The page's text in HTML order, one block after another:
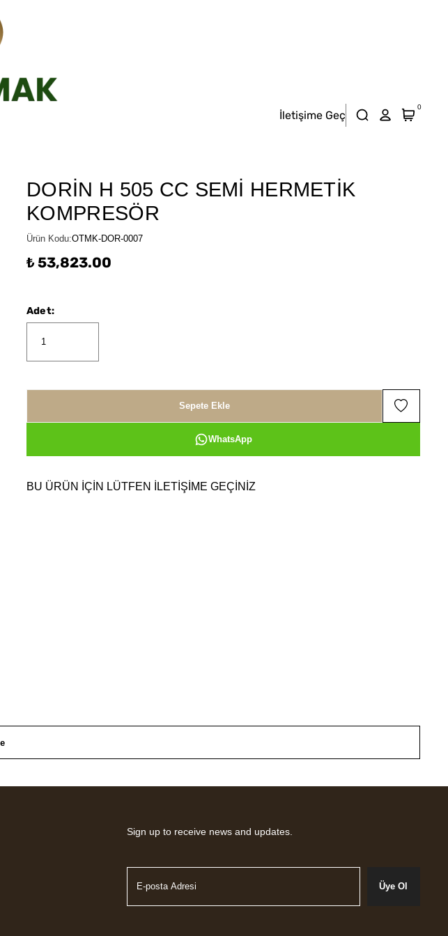
İletişime Geç
0
DORİN H 505 CC SEMİ HERMETİK
KOMPRESÖR
Ürün Kodu:OTMK-DOR-0007
₺ 53,823.00
BU ÜRÜN İÇİN LÜTFEN İLETİŞİME GEÇİNİZ
Adet:
Sepete Ekle
WhatsApp
Sign up to receive news and updates.
Üye Ol